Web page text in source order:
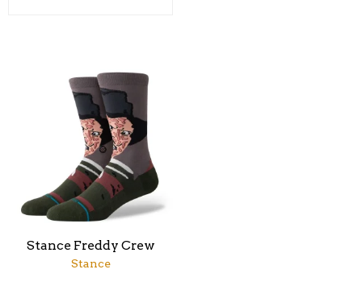
Stance Freddy Crew
Stance